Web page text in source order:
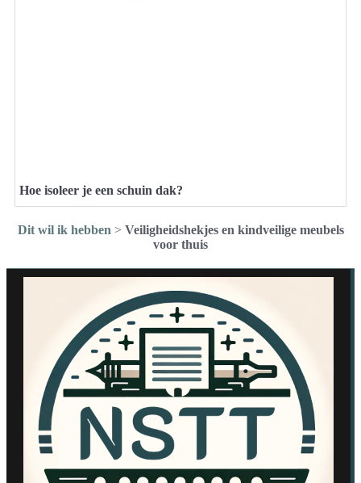
Hoe isoleer je een schuin dak?
Dit wil ik hebben > Veiligheidshekjes en kindveilige meubels
voor thuis